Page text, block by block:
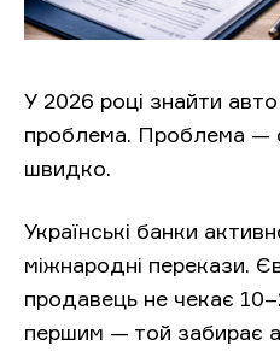
У 2026 році знайти
проблема. Проблема —
швидко.
Українські банки
міжнародні перекази.
продавець не чекає
першим — той забирає